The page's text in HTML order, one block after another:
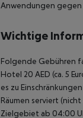
Anwendungen gegen
Wichtige
Folgende Gebühren
Hotel 20 AED (ca. 5
es zu
Räumen serviert
Zielgebiet ab 04:00